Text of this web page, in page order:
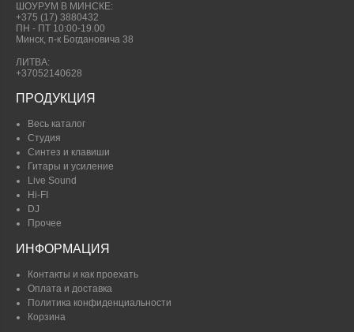
ШОУРУМ В МИНСКЕ:
+375 (17) 3880432
ПН - ПТ 10:00-19.00
Минск, п-к Богдановича 38
ЛИТВА:
+37052140628
ПРОДУКЦИЯ
Весь каталог
Студия
Синтез и клавиши
Гитары и усиление
Live Sound
Hi-FI
DJ
Прочее
ИНФОРМАЦИЯ
Контакты и как проехать
Оплата и доставка
Политика конфиденциальности
Корзина